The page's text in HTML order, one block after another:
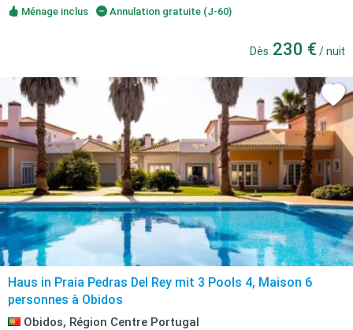
Ménage inclus Annulation gratuite (J-60)
Dès 230 € / nuit
Haus in Praia Pedras Del Rey mit 3 Pools 4, Maison 6
personnes à Obidos
Obidos, Région Centre Portugal